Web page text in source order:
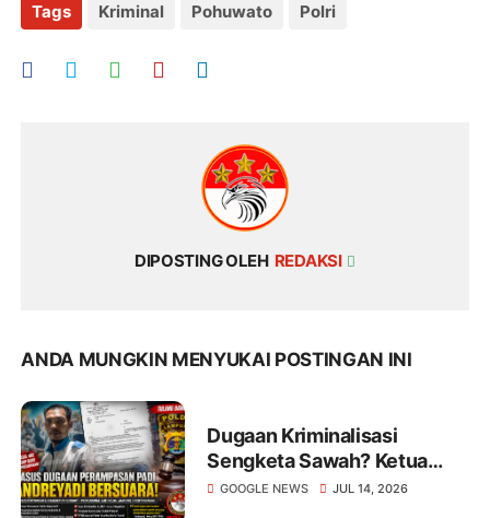
Tags Kriminal Pohuwato Polri
DIPOSTING OLEH REDAKSI
ANDA MUNGKIN MENYUKAI POSTINGAN INI
Dugaan Kriminalisasi
Sengketa Sawah? Ketua
PPWI TUBA Pertanyakan
GOOGLE NEWS JUL 14, 2026